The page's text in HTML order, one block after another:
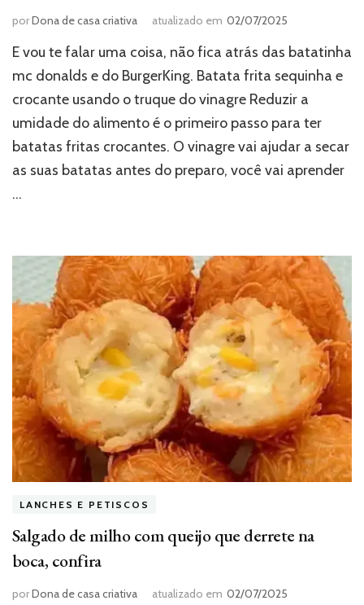
porDona de casa criativa atualizado em 02/07/2025
E vou te falar uma coisa, não fica atrás das batatinha
mc donalds e do BurgerKing. Batata frita sequinha e
crocante usando o truque do vinagre Reduzir a
umidade do alimento é o primeiro passo para ter
batatas fritas crocantes. O vinagre vai ajudar a secar
as suas batatas antes do preparo, você vai aprender
…
LANCHES E PETISCOS
Salgado de milho com queijo que derrete na
boca, confira
porDona de casa criativa atualizado em 02/07/2025